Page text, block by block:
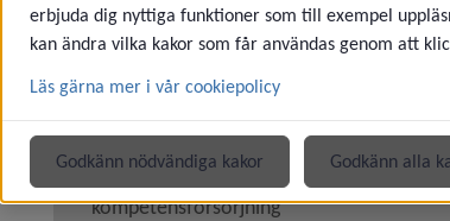
Kommunen som arbetsgivare
Arbete för ungdomar
Praktik och arbetsträning
Arbetssökande och
kompetensförsörjning
erbjuda dig nyttiga funktioner som till exempel
kan ändra vilka kakor som får användas genom att
Läs gärna mer i vår cookiepolicy
Godkänn nödvändiga kakor Godkänn alla